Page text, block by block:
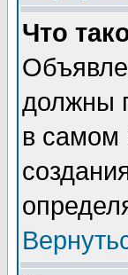
Что
должны
в самом